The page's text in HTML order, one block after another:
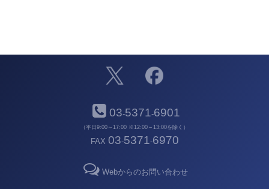
03-5371-6901
（平日9:00～17:00 ※12:00～13:00を除く）
FAX 03-5371-6970
Webからのお問い合わせ